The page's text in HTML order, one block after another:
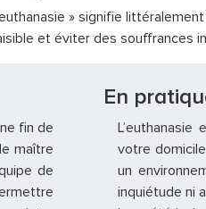
» signifie
et éviter des souffrances
fin de
maître
de
En
votre
un
inquiétude ni